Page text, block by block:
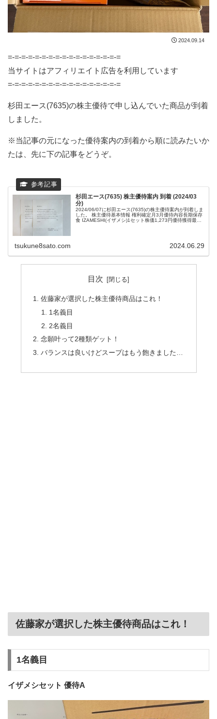
2024.09.14
=-=-=-=-=-=-=-=-=-=-=-=-=-=-=-=-=
当サイトはアフィリエイト広告を利用しています
=-=-=-=-=-=-=-=-=-=-=-=-=-=-=-=-=
杉田エース(7635)の株主優待で申し込んでいた商品が到着
しました。
※当記事の元になった優待案内の到着から順に読みたいか
たは、先に下の記事をどうぞ。
杉田エース(7635) 株主優待案内 到着 (2024/03
分)
2024/06/07に杉田エース(7635)の株主優待案内が到着しま
した。 株主優待基本情報 権利確定月3月優待内容長期保存
食 IZAMESHI(イザメシ)1セット株価1,273円優待獲得最低
tsukune8sato.com 2024.06.29
目次
佐藤家が選択した株主優待商品はこれ！
1名義目
2名義目
念願叶って2種類ゲット！
バランスは良いけどスープはもう飽きました…
佐藤家が選択した株主優待商品はこれ！
1名義目
イザメシセット 優待A